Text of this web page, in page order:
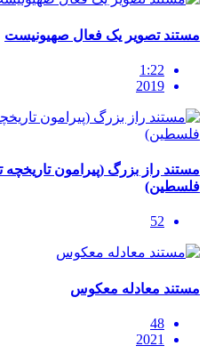
مستند تصویر یک فعال صهیونیست
1:22
2019
مستند راز بزرگ (پیرامون تاریخچه
فلسطین)
52
مستند معادله معکوس
48
2021